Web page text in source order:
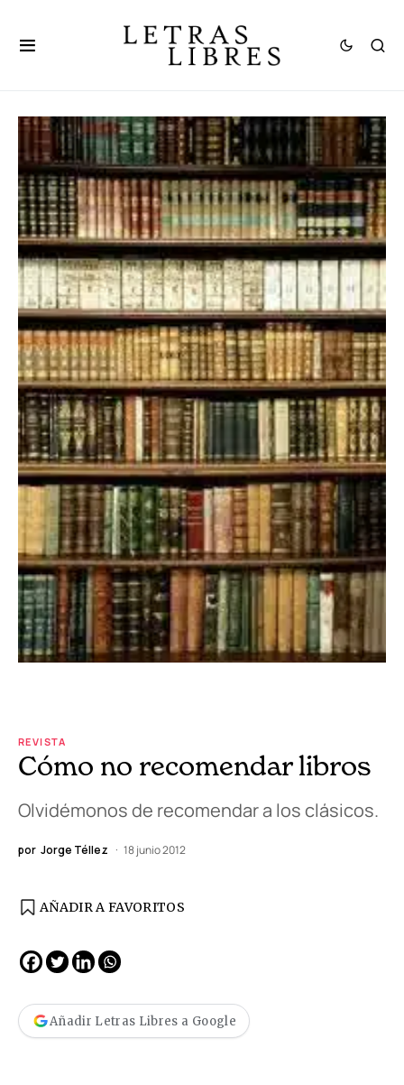
REVISTA
Cómo no recomendar libros
Olvidémonos de recomendar a los clásicos.
por Jorge Téllez 18 junio 2012
AÑADIR A FAVORITOS
Añadir Letras Libres a Google